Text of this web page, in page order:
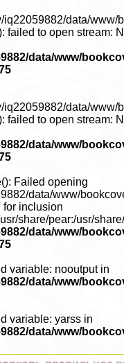
iq22059882/data/www/
failed to open stream:
data/www/
iq22059882/data/www/
failed to open stream:
data/www/
Failed opening
data/www/
for inclusion
share/pear:/usr/
data/www/
variable: nooutput in
data/www/
variable: yarss in
data/www/